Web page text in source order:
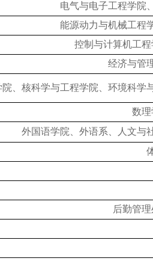
电气与电子工程学院
能源动力与机械工程
控制与计算机工
经济与管
院、核科学与工程学院、环境科学
数理
外国语学院、外语系、人文与
后勤管